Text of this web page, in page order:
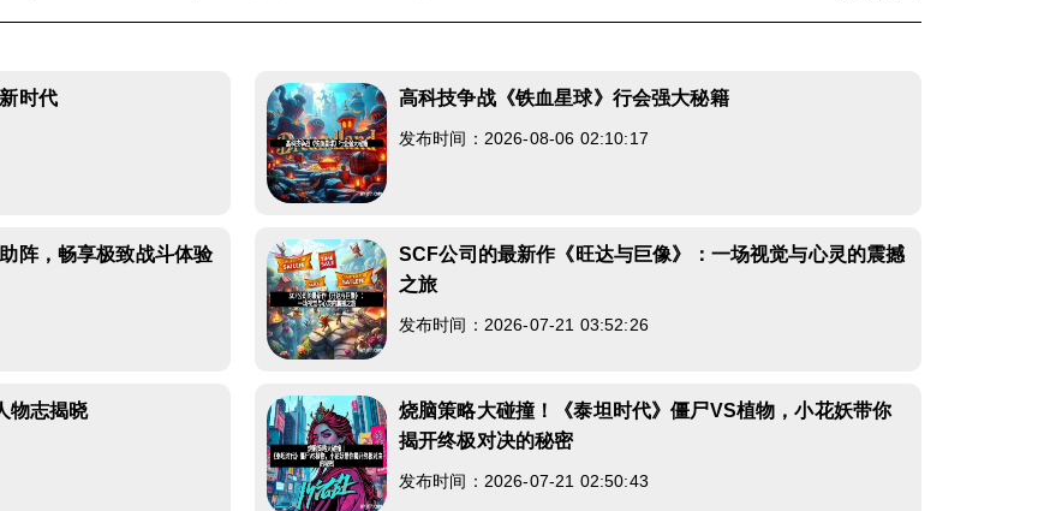
时代 高科技争战《铁血星球》行会强大秘籍
发布时间：2026-08-06 02:10:17
阵，畅享极致战斗体验
SCF公司的最新作《旺达与巨像》：一场视觉与心灵的震撼
之旅
发布时间：2026-07-21 03:52:26
物志揭晓
烧脑策略大碰撞！《泰坦时代》僵尸VS植物，小花妖带你
揭开终极对决的秘密
发布时间：2026-07-21 02:50:43